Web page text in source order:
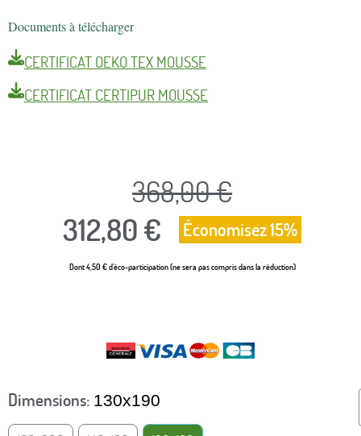
Documents à télécharger
CERTIFICAT OEKO TEX MOUSSE
CERTIFICAT CERTIPUR MOUSSE
368,00 €
312,80 € Économisez 15%
Dont 4,50 € d'éco-participation (ne sera pas compris dans la réduction)
Dimensions 130x190